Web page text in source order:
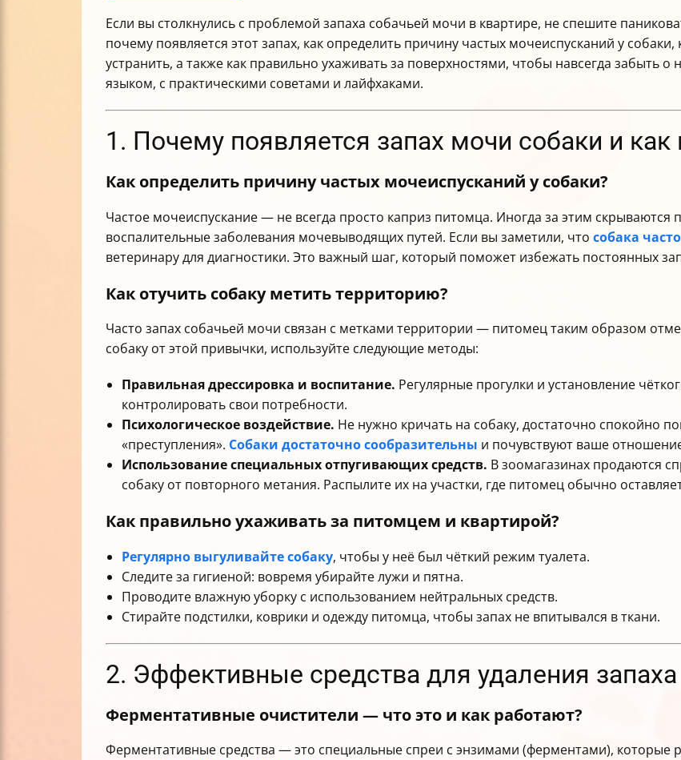
Если вы столкнулись с проблемой запаха собачьей мочи в квартире, не спешите
почему появляется этот запах, как определить причину частых мочеиспусканий у
устранить, а также как правильно ухаживать за поверхностями, чтобы навсегда забыть
языком, с практическими советами и лайфхаками.
1. Почему появляется запах мочи собаки и как
Как определить причину частых мочеиспусканий у собаки?
Частое мочеиспускание — не всегда просто каприз питомца. Иногда за этим
воспалительные заболевания мочевыводящих путей. Если вы заметили, что собака
ветеринару для диагностики. Это важный шаг, который поможет избежать постоянных
Как отучить собаку метить территорию?
Часто запах собачьей мочи связан с метками территории — питомец таким образом
собаку от этой привычки, используйте следующие методы:
Правильная дрессировка и воспитание. Регулярные прогулки и установление
контролировать свои потребности.
Психологическое воздействие. Не нужно кричать на собаку, достаточно спокойно
«преступления». Собаки достаточно сообразительны и почувствуют ваше
Использование специальных отпугивающих средств. В зоомагазинах продаются
собаку от повторного метания. Распылите их на участки, где питомец обычно
Как правильно ухаживать за питомцем и квартирой?
Регулярно выгуливайте собаку, чтобы у неё был чёткий режим туалета.
Следите за гигиеной: вовремя убирайте лужи и пятна.
Проводите влажную уборку с использованием нейтральных средств.
Стирайте подстилки, коврики и одежду питомца, чтобы запах не впитывался в ткани.
2. Эффективные средства для удаления
Ферментативные очистители — что это и как работают?
Ферментативные средства — это специальные спреи с энзимами (ферментами), которые